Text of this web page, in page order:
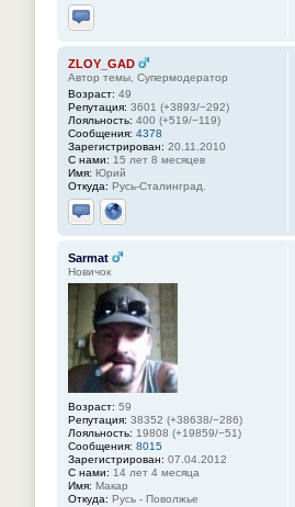
Отправить личное сообщение
ZLOY_GAD
Автор темы, Супермодератор
Возраст: 49
Репутация: 3601 (+3893/−292)
Лояльность: 400 (+519/−119)
Сообщения: 4378
Зарегистрирован: 20.11.2010
С нами: 15 лет 8 месяцев
Имя: Юрий
Откуда: Русь-Сталинград.
Отправить личное сообщение
Сайт
Sarmat
Новичок
Возраст: 59
Репутация: 38352 (+38638/−286)
Лояльность: 19808 (+19859/−51)
Сообщения: 8015
Зарегистрирован: 07.04.2012
С нами: 14 лет 4 месяца
Имя: Макар
Откуда: Русь - Поволжье